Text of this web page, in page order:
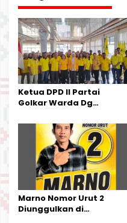
s
i
p
o
s
Ketua DPD II Partai
Golkar Warda Dg
Pengurus Parti
Kecamatan Petasia dan
Kecamatan Petbar
Marno Nomor Urut 2
Diunggulkan di